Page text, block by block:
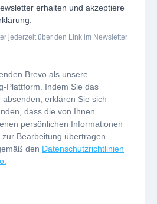
erhalten und akzeptiere
jederzeit über den Link im Newsletter
Brevo als unsere
Plattform. Indem Sie das
absenden, erklären Sie sich
dass die von Ihnen
persönlichen Informationen
zur Bearbeitung übertragen
den Datenschutzrichtlinien